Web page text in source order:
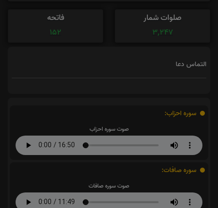
صلوات شمار
3,247
فاتحه
152
التماس دعا
سوره احزاب:
صوت سوره احزاب
سوره صافات:
صوت سوره صافات